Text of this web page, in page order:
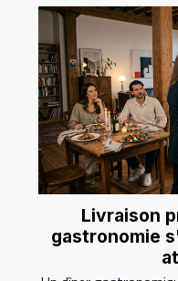
Livraison
gastronomie